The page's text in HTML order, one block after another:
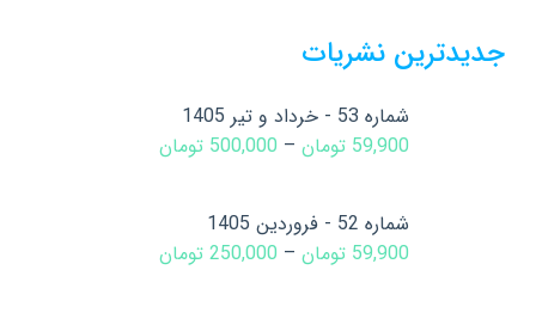
جدیدترین نشریات
شماره 53 - خرداد و تیر 1405
59,900 تومان –
500,000 تومان
شماره 52 - فروردین 1405
59,900 تومان –
250,000 تومان